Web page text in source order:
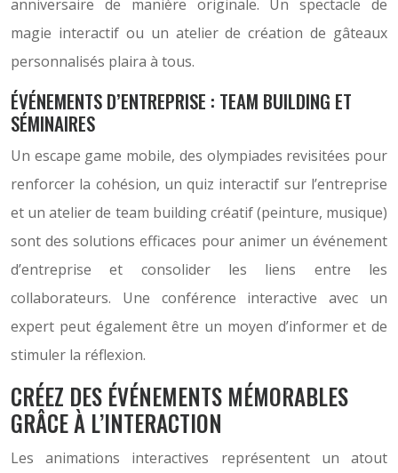
anniversaire de manière originale. Un spectacle de
magie interactif ou un atelier de création de gâteaux
personnalisés plaira à tous.
ÉVÉNEMENTS D’ENTREPRISE : TEAM BUILDING ET
SÉMINAIRES
Un escape game mobile, des olympiades revisitées pour
renforcer la cohésion, un quiz interactif sur l’entreprise
et un atelier de team building créatif (peinture, musique)
sont des solutions efficaces pour animer un événement
d’entreprise et consolider les liens entre les
collaborateurs. Une conférence interactive avec un
expert peut également être un moyen d’informer et de
stimuler la réflexion.
CRÉEZ DES ÉVÉNEMENTS MÉMORABLES
GRÂCE À L’INTERACTION
Les animations interactives représentent un atout